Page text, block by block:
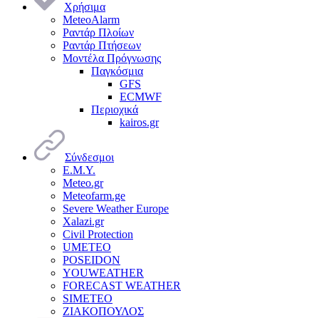
Χρήσιμα
MeteoAlarm
Ραντάρ Πλοίων
Ραντάρ Πτήσεων
Μοντέλα Πρόγνωσης
Παγκόσμια
GFS
ECMWF
Περιοχικά
kairos.gr
Σύνδεσμοι
Ε.Μ.Υ.
Meteo.gr
Meteofarm.ge
Severe Weather Europe
Xalazi.gr
Civil Protection
UMETEO
POSEIDON
YOUWEATHER
FORECAST WEATHER
SIMETEO
ΖΙΑΚΟΠΟΥΛΟΣ